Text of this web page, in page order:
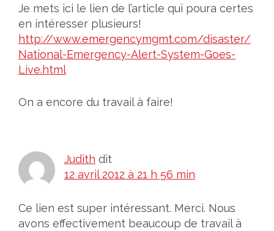
Je mets ici le lien de l’article qui poura certes
en intéresser plusieurs!
http://www.emergencymgmt.com/disaster/
National-Emergency-Alert-System-Goes-
Live.html
On a encore du travail à faire!
Judith dit
12 avril 2012 à 21 h 56 min
Ce lien est super intéressant. Merci. Nous
avons effectivement beaucoup de travail à